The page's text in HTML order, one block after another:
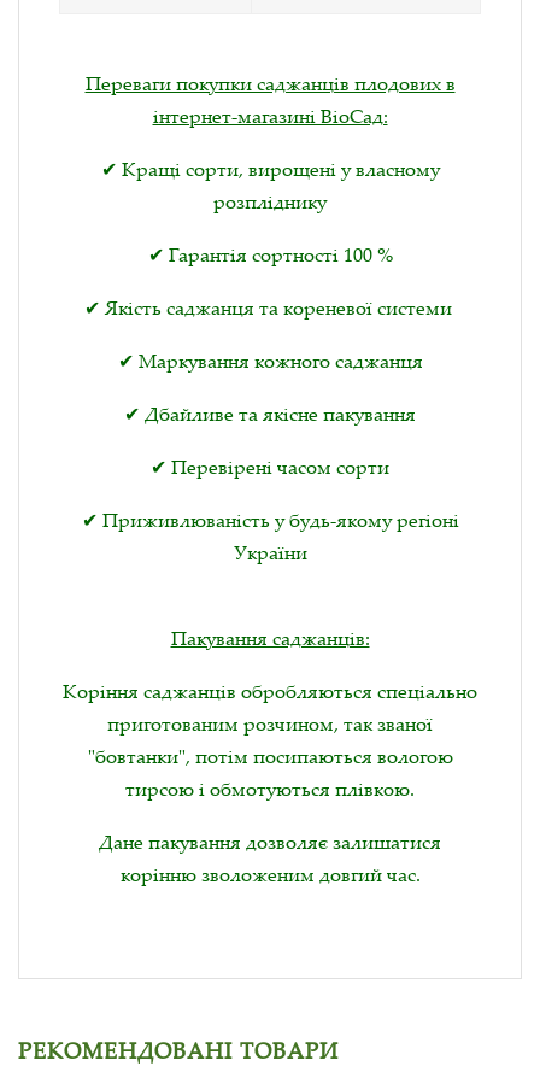
Переваги покупки саджанців плодових в
інтернет-магазині ВіоСад:
✔ Кращі сорти, вирощені у власному
розпліднику
✔ Гарантія сортності 100 %
✔ Якість саджанця та кореневої системи
✔ Маркування кожного саджанця
✔ Дбайливе та якісне пакування
✔ Перевірені часом сорти
✔ Приживлюваність у будь-якому регіоні
України
Пакування саджанців:
Коріння саджанців обробляються спеціально
приготованим розчином, так званої
"бовтанки", потім посипаються вологою
тирсою і обмотуються плівкою.
Дане пакування дозволяє залишатися
корінню зволоженим довгий час.
РЕКОМЕНДОВАНІ ТОВАРИ